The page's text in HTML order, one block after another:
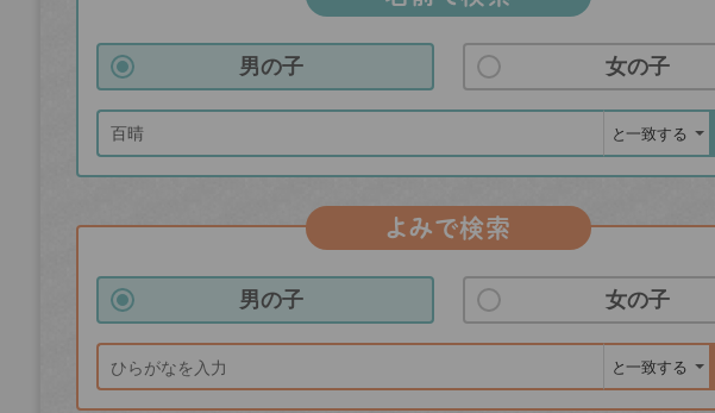
男の子 女の子
よみで検索
男の子 女の子